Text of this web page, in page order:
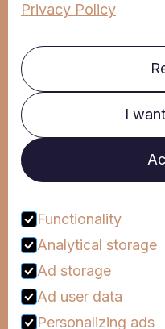
Mind Campus
Privacy Policy
I
Functionality
Analytical storage
Ad storage
Ad user data
Personalizing ads